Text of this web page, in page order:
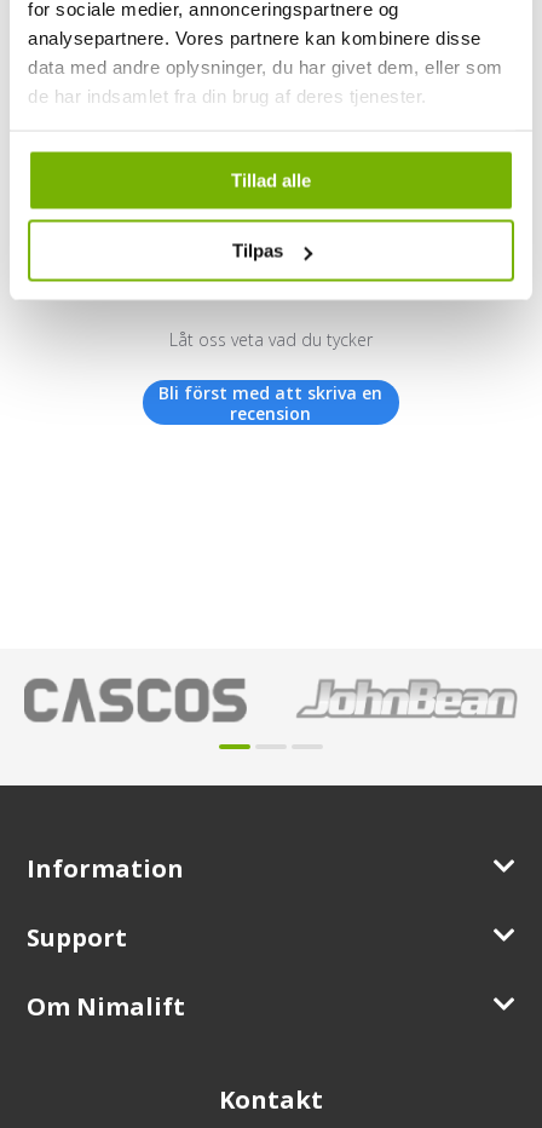
for sociale medier, annonceringspartnere og
analysepartnere. Vores partnere kan kombinere disse
data med andre oplysninger, du har givet dem, eller som
de har indsamlet fra din brug af deres tjenester.
Tillad alle
Tilpas
Vi letar efter stjärnor!
Låt oss veta vad du tycker
Bli först med att skriva en
recension
Information
Support
Om Nimalift
Kontakt